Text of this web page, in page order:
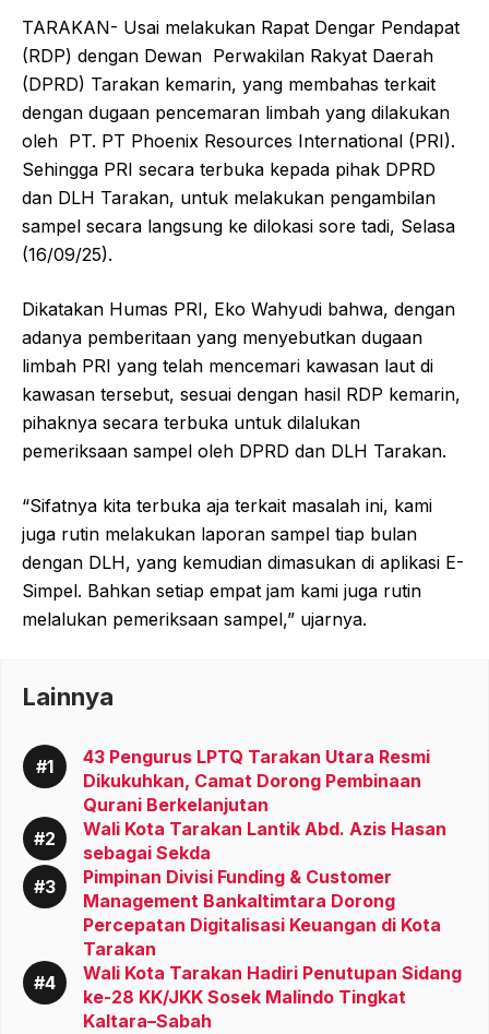
TARAKAN- Usai melakukan Rapat Dengar Pendapat
(RDP) dengan Dewan Perwakilan Rakyat Daerah
(DPRD) Tarakan kemarin, yang membahas terkait
dengan dugaan pencemaran limbah yang dilakukan
oleh PT. PT Phoenix Resources International (PRI).
Sehingga PRI secara terbuka kepada pihak DPRD
dan DLH Tarakan, untuk melakukan pengambilan
sampel secara langsung ke dilokasi sore tadi, Selasa
(16/09/25).
Dikatakan Humas PRI, Eko Wahyudi bahwa, dengan
adanya pemberitaan yang menyebutkan dugaan
limbah PRI yang telah mencemari kawasan laut di
kawasan tersebut, sesuai dengan hasil RDP kemarin,
pihaknya secara terbuka untuk dilalukan
pemeriksaan sampel oleh DPRD dan DLH Tarakan.
“Sifatnya kita terbuka aja terkait masalah ini, kami
juga rutin melakukan laporan sampel tiap bulan
dengan DLH, yang kemudian dimasukan di aplikasi E-
Simpel. Bahkan setiap empat jam kami juga rutin
melalukan pemeriksaan sampel,” ujarnya.
Lainnya
43 Pengurus LPTQ Tarakan Utara Resmi
Dikukuhkan, Camat Dorong Pembinaan
Qurani Berkelanjutan
Wali Kota Tarakan Lantik Abd. Azis Hasan
sebagai Sekda
Pimpinan Divisi Funding & Customer
Management Bankaltimtara Dorong
Percepatan Digitalisasi Keuangan di Kota
Tarakan
Wali Kota Tarakan Hadiri Penutupan Sidang
ke-28 KK/JKK Sosek Malindo Tingkat
Kaltara–Sabah